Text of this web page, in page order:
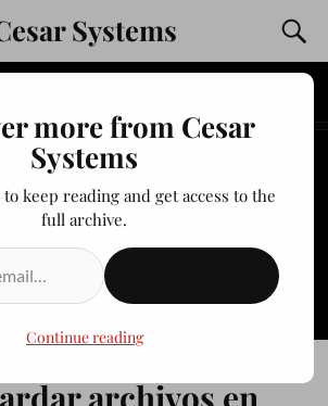
Systems
archivos en
more from Cesar
Systems
keep reading and get access to the
full archive.
Continue reading